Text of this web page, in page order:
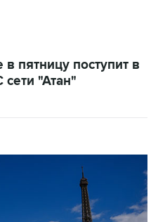
пятницу поступит в
"Атан"